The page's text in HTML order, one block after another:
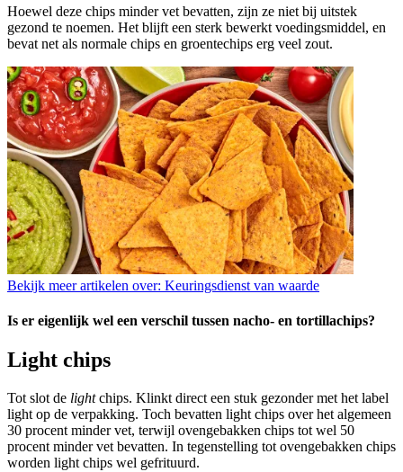
Hoewel deze chips minder vet bevatten, zijn ze niet bij uitstek
gezond te noemen. Het blijft een sterk bewerkt voedingsmiddel, en
bevat net als normale chips en groentechips erg veel zout.
Bekijk meer artikelen over: Keuringsdienst van waarde
Is er eigenlijk wel een verschil tussen nacho- en tortillachips?
Light chips
Tot slot de lightchips. Klinkt direct een stuk gezonder met het label
light op de verpakking. Toch bevatten light chips over het algemeen
30 procent minder vet, terwijl ovengebakken chips tot wel 50
procent minder vet bevatten. In tegenstelling tot ovengebakken chips
worden light chips wel gefrituurd.